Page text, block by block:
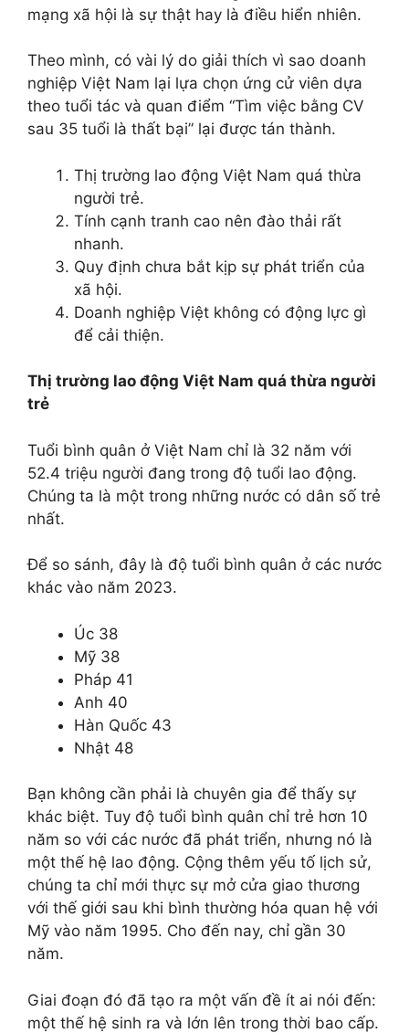
mạng xã hội là sự thật hay là điều hiển nhiên.
Theo mình, có vài lý do giải thích vì sao doanh
nghiệp Việt Nam lại lựa chọn ứng cử viên dựa
theo tuổi tác và quan điểm “Tìm việc bằng CV
sau 35 tuổi là thất bại” lại được tán thành.
Thị trường lao động Việt Nam quá thừa
người trẻ.
Tính cạnh tranh cao nên đào thải rất
nhanh.
Quy định chưa bắt kịp sự phát triển của
xã hội.
Doanh nghiệp Việt không có động lực gì
để cải thiện.
Thị trường lao động Việt Nam quá thừa người
trẻ
Tuổi bình quân ở Việt Nam chỉ là 32 năm với
52.4 triệu người đang trong độ tuổi lao động.
Chúng ta là một trong những nước có dân số trẻ
nhất.
Để so sánh, đây là độ tuổi bình quân ở các nước
khác vào năm 2023.
Úc 38
Mỹ 38
Pháp 41
Anh 40
Hàn Quốc 43
Nhật 48
Bạn không cần phải là chuyên gia để thấy sự
khác biệt. Tuy độ tuổi bình quân chỉ trẻ hơn 10
năm so với các nước đã phát triển, nhưng nó là
một thế hệ lao động. Cộng thêm yếu tố lịch sử,
chúng ta chỉ mới thực sự mở cửa giao thương
với thế giới sau khi bình thường hóa quan hệ với
Mỹ vào năm 1995. Cho đến nay, chỉ gần 30
năm.
Giai đoạn đó đã tạo ra một vấn đề ít ai nói đến:
một thế hệ sinh ra và lớn lên trong thời bao cấp.